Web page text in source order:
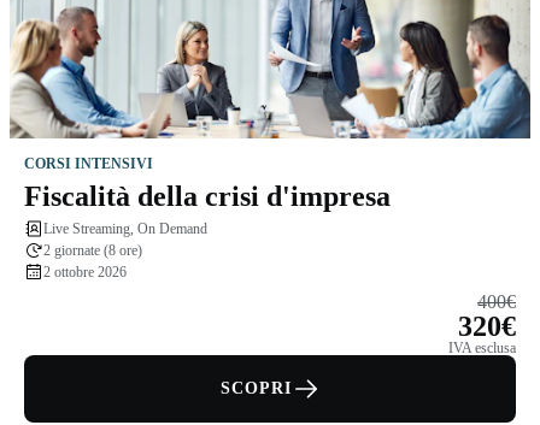
CORSI INTENSIVI
Fiscalità della crisi d'impresa
Live Streaming, On Demand
2 giornate (8 ore)
2 ottobre 2026
400€
320€
IVA esclusa
SCOPRI